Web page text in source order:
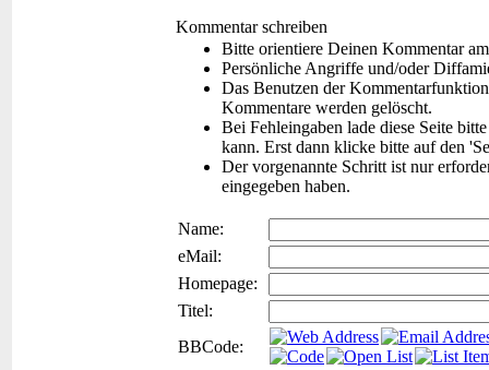
Kommentar schreiben
Bitte orientiere Deinen Kommentar
Persönliche Angriffe und/oder
Das Benutzen der
Kommentare werden gelöscht.
Bei Fehleingaben lade diese Seite
kann. Erst dann klicke bitte auf den
Der vorgenannte Schritt ist nur
eingegeben haben.
Name:
eMail:
Homepage:
Titel:
BBCode: